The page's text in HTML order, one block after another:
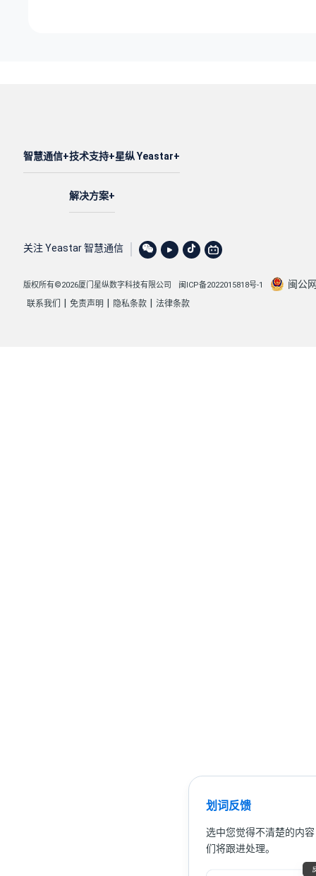
划词反馈
选中您觉得不清楚的内
们将跟进处理。
智慧通信 技术支持
解决方案
星纵 Yeastar
关注 Yeastar 智慧通信
版权所有©2026厦门星纵数字科技有限公司 闽ICP备2022015818号-1 闽公
联系我们 免责声明 隐私条款 法律条款